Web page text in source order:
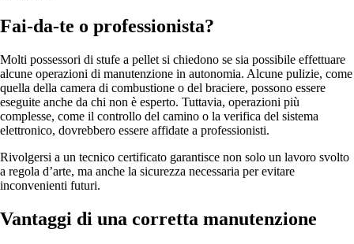
Fai-da-te o professionista?
Molti possessori di stufe a pellet si chiedono se sia possibile effettuare
alcune operazioni di manutenzione in autonomia. Alcune pulizie, come
quella della camera di combustione o del braciere, possono essere
eseguite anche da chi non è esperto. Tuttavia, operazioni più
complesse, come il controllo del camino o la verifica del sistema
elettronico, dovrebbero essere affidate a professionisti.
Rivolgersi a un tecnico certificato garantisce non solo un lavoro svolto
a regola d’arte, ma anche la sicurezza necessaria per evitare
inconvenienti futuri.
Vantaggi di una corretta manutenzione